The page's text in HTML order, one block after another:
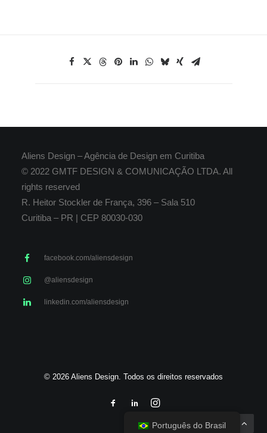
Aliens Design – Agência de Design em Curitiba
© 2022 GMTF DESIGN & COMUNICAÇÃO LTDA. All
rights reserved
R. Heitor Stockler de França, 396 – Sala 510
Curitiba – PR | CEP 80030-030
facebook.com/aliensdesign
@aliensdesign
linkedin.com/aliensdesign
© 2026 Aliens Design. Todos os direitos reservados
Português do Brasil